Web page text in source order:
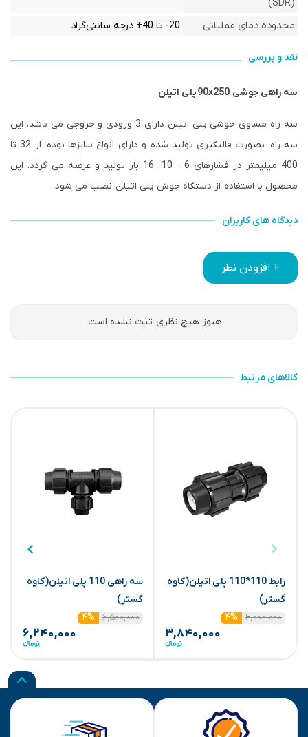
(SDR)
محدوده دمای عملیاتی 20- تا 40+ درجه سانتی‌گراد
نقد و بررسی
سه راهی جوشی 250 90xپلی اتیلن
سه راه مساوی جوشی پلی اتیلن دارای 3 ورودی و خروجی می باشد. این
سه راه بصورت قالبگیری تولید شده و دارای انواع سایزها بوده از 32 تا
400 میلیمتر در فشارهای 6 - 10- 16 بار تولید و عرضه می گردد. این
محصول با استفاده از دستگاه جوش پلی اتیلن نصب می شود.
دیدگاه های کاربران
+ افزودن نظر
هنوز هیچ نظری ثبت نشده است.
کالاهای مرتبط
رابط 110*110 پلی اتیلن(کاوه
گستر)
۴,۰۰۰,۰۰۰
۴%
۳,۸۴۰,۰۰۰
سه راهی 110 پلی اتیلن(کاوه
گستر)
۶,۵۰۰,۰۰۰
۴%
۶,۲۴۰,۰۰۰